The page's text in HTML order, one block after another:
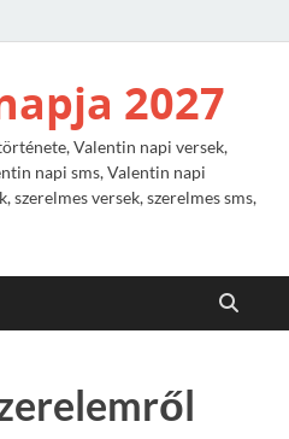
2027
Valentin napi versek,
napi sms, Valentin napi
szerelmes versek, szerelmes sms,